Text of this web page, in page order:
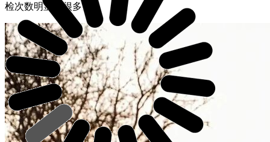
检次数明显多很多。